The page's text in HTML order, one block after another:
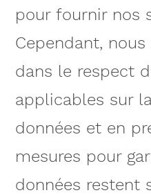
pour fournir nos
Cependant,
dans le respect
applicables sur
données et en
mesures pour
données restent